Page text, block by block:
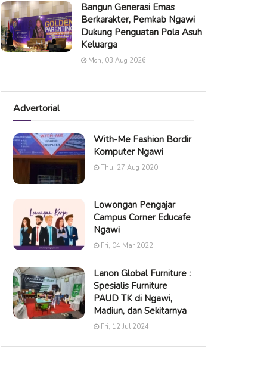
Bangun Generasi Emas
Berkarakter, Pemkab Ngawi
Dukung Penguatan Pola Asuh
Keluarga
Mon, 03 Aug 2026
Advertorial
With-Me Fashion Bordir
Komputer Ngawi
Thu, 27 Aug 2020
Lowongan Pengajar
Campus Corner Educafe
Ngawi
Fri, 04 Mar 2022
Lanon Global Furniture :
Spesialis Furniture
PAUD TK di Ngawi,
Madiun, dan Sekitarnya
Fri, 12 Jul 2024